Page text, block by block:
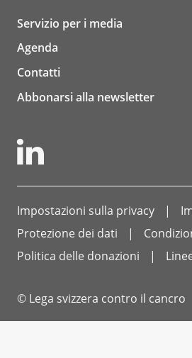
Servizio per i media
Agenda
Contatti
Abbonarsi alla newsletter
Impostazioni sulla privacy
Protezione dei dati
Politica delle donazioni
© Lega svizzera contro il cancro